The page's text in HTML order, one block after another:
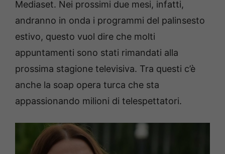
Mediaset. Nei prossimi due mesi, infatti,
andranno in onda i programmi del palinsesto
estivo, questo vuol dire che molti
appuntamenti sono stati rimandati alla
prossima stagione televisiva. Tra questi c’è
anche la soap opera turca che sta
appassionando milioni di telespettatori.